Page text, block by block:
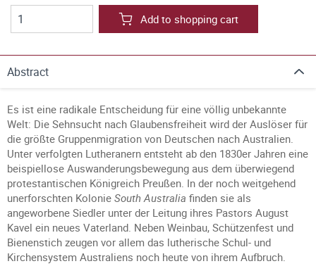
Add to shopping cart
Abstract
Es ist eine radikale Entscheidung für eine völlig unbekannte
Welt: Die Sehnsucht nach Glaubensfreiheit wird der Auslöser für
die größte Gruppenmigration von Deutschen nach Australien.
Unter verfolgten Lutheranern entsteht ab den 1830er Jahren eine
beispiellose Auswanderungsbewegung aus dem überwiegend
protestantischen Königreich Preußen. In der noch weitgehend
unerforschten Kolonie South Australia finden sie als
angeworbene Siedler unter der Leitung ihres Pastors August
Kavel ein neues Vaterland. Neben Weinbau, Schützenfest und
Bienenstich zeugen vor allem das lutherische Schul- und
Kirchensystem Australiens noch heute von ihrem Aufbruch.